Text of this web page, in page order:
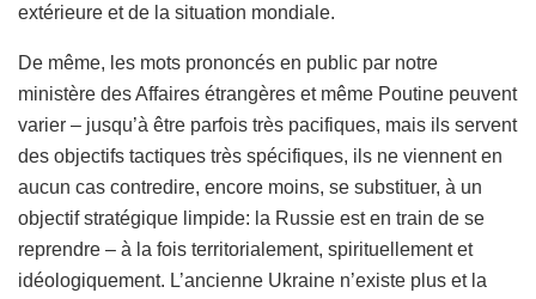
extérieure et de la situation mondiale.
De même, les mots prononcés en public par notre
ministère des Affaires étrangères et même Poutine peuvent
varier – jusqu’à être parfois très pacifiques, mais ils servent
des objectifs tactiques très spécifiques, ils ne viennent en
aucun cas contredire, encore moins, se substituer, à un
objectif stratégique limpide: la Russie est en train de se
reprendre – à la fois territorialement, spirituellement et
idéologiquement. L’ancienne Ukraine n’existe plus et la